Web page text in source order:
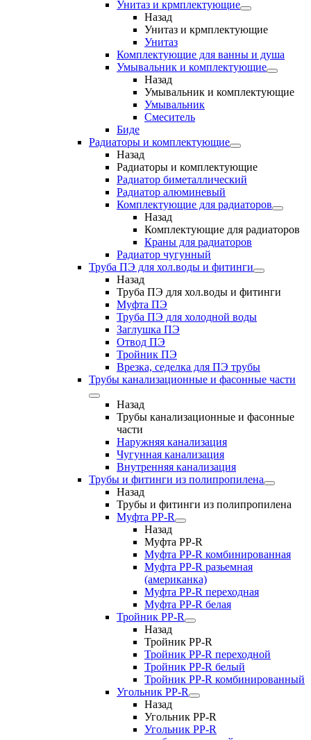
Унитаз и крмплектующие
Назад
Унитаз и крмплектующие
Унитаз
Комплектующие для ванны и душа
Умывальник и комплектующие
Назад
Умывальник и комплектующие
Умывальник
Смеситель
Биде
Радиаторы и комплектующие
Назад
Радиаторы и комплектующие
Радиатор биметаллический
Радиатор алюминевый
Комплектующие для радиаторов
Назад
Комплектующие для радиаторов
Краны для радиаторов
Радиатор чугунный
Труба ПЭ для хол.воды и фитинги
Назад
Труба ПЭ для хол.воды и фитинги
Муфта ПЭ
Труба ПЭ для холодной воды
Заглушка ПЭ
Отвод ПЭ
Тройник ПЭ
Врезка, седелка для ПЭ трубы
Трубы канализационные и фасонные части
Назад
Трубы канализационные и фасонные
части
Наружняя канализация
Чугунная канализация
Внутренняя канализация
Трубы и фитинги из полипропилена
Назад
Трубы и фитинги из полипропилена
Муфта PP-R
Назад
Муфта PP-R
Муфта РР-R комбинированная
Муфта РР-R разьемная
(американка)
Муфта РР-R переходная
Муфта РР-R белая
Тройник PP-R
Назад
Тройник PP-R
Тройник РР-R переходной
Тройник РР-R белый
Тройник РР-R комбинированный
Угольник PP-R
Назад
Угольник PP-R
Угольник РР-R